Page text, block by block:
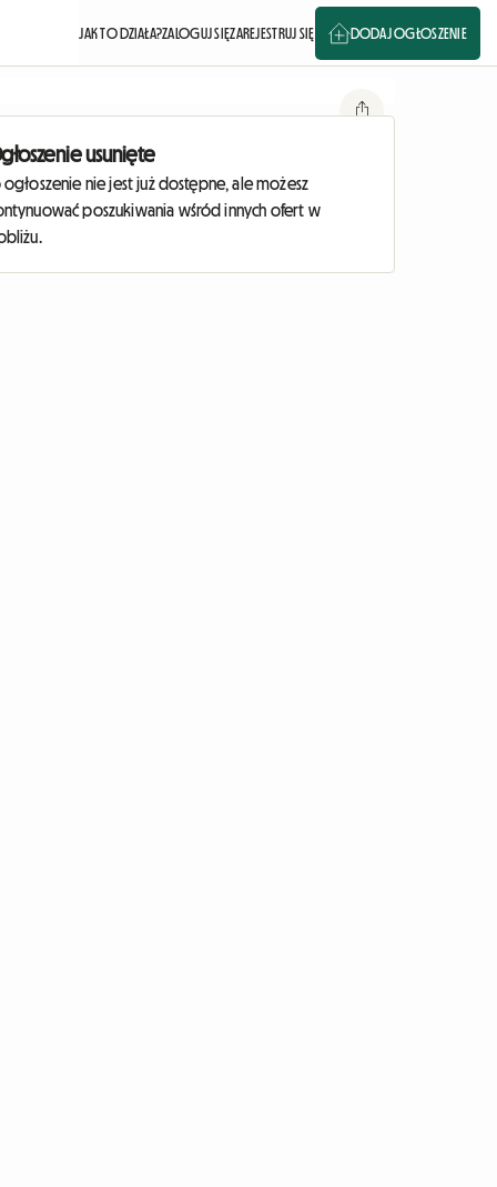
JAK TO DZIAŁA?ZALOGUJ SIĘZAREJESTRUJ SIĘ DODAJ OGŁOSZENIE
usunięte
ogłoszenie nie jest już dostępne, ale możesz
poszukiwania wśród innych ofert w